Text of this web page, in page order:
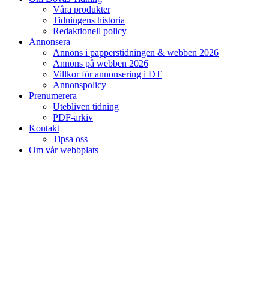
Våra produkter
Tidningens historia
Redaktionell policy
Annonsera
Annons i papperstidningen & webben 2026
Annons på webben 2026
Villkor för annonsering i DT
Annonspolicy
Prenumerera
Utebliven tidning
PDF-arkiv
Kontakt
Tipsa oss
Om vår webbplats